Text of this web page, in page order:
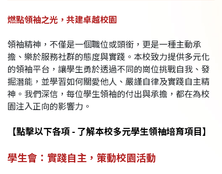
燃點領袖之光，共建卓越校園
領袖精神，不僅是一個職位或頭銜，更是一種主動承
擔、樂於服務社群的態度與實踐。本校致力提供多元化
的領袖平台，讓學生勇於透過不同的崗位挑戰自我、發
掘潛能，並學習如何關愛他人、嚴謹自律及實踐自主精
神。我們深信，每位學生領袖的付出與承擔，都在為校
園注入正向的影響力。
【點擊以下各項 - 了解本校多元學生領䄂培育項目】
學生會：實踐自主，策動校園活動